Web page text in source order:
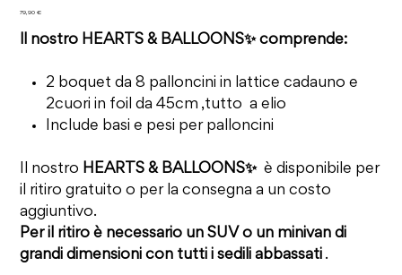
Prezzo
79,90 €
ll nostro HEARTS & BALLOONS✨ comprende:
2 boquet da 8 palloncini in lattice cadauno e
2cuori in foil da 45cm ,tutto a elio
Include basi e pesi per palloncini
Il nostro HEARTS & BALLOONS✨è disponibile per
il ritiro gratuito o per la consegna a un costo
aggiuntivo.
Per il ritiro è necessario un SUV o un minivan di
grandi dimensioni con tutti i sedili abbassati .